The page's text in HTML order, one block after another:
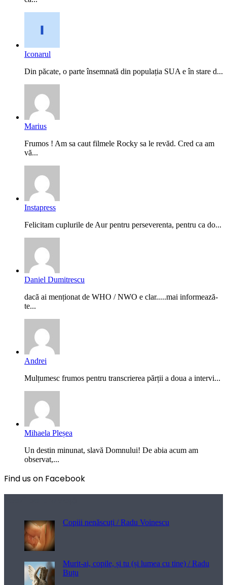
Iconarul
Din păcate, o parte însemnată din populația SUA e în stare d...
Marius
Frumos ! Am sa caut filmele Rocky sa le revăd. Cred ca am
vă...
Instapress
Felicitam cuplurile de Aur pentru perseverenta, pentru ca do...
Daniel Dumitrescu
dacă ai menționat de WHO / NWO e clar.....mai informează-
te...
Andrei
Mulțumesc frumos pentru transcrierea părții a doua a intervi...
Mihaela Pleșea
Un destin minunat, slavă Domnului! De abia acum am
observat,...
Find us on Facebook
Copiii nenăscuți / Radu Voinescu
Murit-ai, copile, și tu (și lumea cu tine) / Radu
Buțu